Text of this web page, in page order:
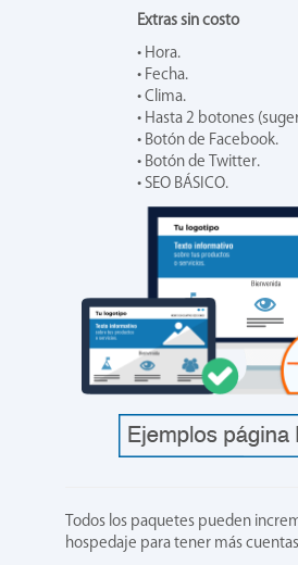
Extras sin costo
• Hora.
• Fecha.
• Clima.
• Hasta 2 botones
• Botón de Facebook.
• Botón de Twitter.
• SEO BÁSICO.
Todos los paquetes pueden
hospedaje para tener más